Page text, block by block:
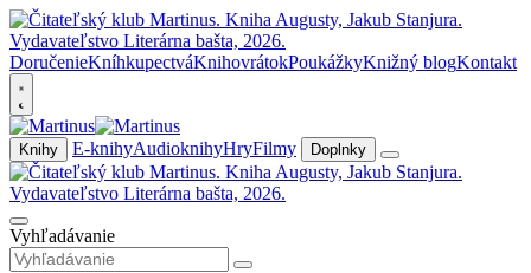
DoručenieKníhkupectváKnihovrátokPoukážkyKnižný blogKontakt
Knihy E-knihyAudioknihyHryFilmy Doplnky
Vyhľadávanie